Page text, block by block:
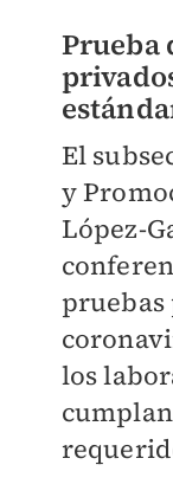
Prueba
El
y
López-
los